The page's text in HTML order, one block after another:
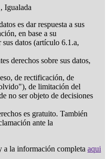
Igualada
es dar respuesta a sus
en base a su
datos (artículo 6.1.a,
derechos sobre sus datos,
de rectificación, de
de limitación del
no ser objeto de decisiones
es gratuito. También
ante la
a la información completa aqui